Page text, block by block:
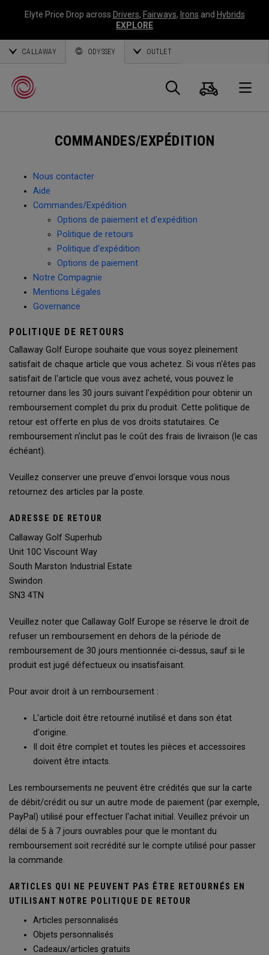
Elyte Price Drop across Drivers, Fairways, Irons and Hybrids
EXPLORE
CALLAWAY ODYSSEY OUTLET
Panier
COMMANDES/EXPÉDITION
Nous contacter
Aide
Commandes/Expédition
Options de paiement et d’expédition
Politique de retours
Politique d'expédition
Options de paiement
Notre Compagnie
Mentions Légales
Governance
POLITIQUE DE RETOURS
Callaway Golf Europe souhaite que vous soyez pleinement
satisfait de chaque article que vous achetez. Si vous n'êtes pas
satisfait de l'article que vous avez acheté, vous pouvez le
retourner dans les 30 jours suivant l'expédition pour obtenir un
remboursement complet du prix du produit. Cette politique de
retour est offerte en plus de vos droits statutaires. Ce
remboursement n'inclut pas le coût des frais de livraison (le cas
échéant).
Veuillez conserver une preuve d'envoi lorsque vous nous
retournez des articles par la poste.
ADRESSE DE RETOUR
Callaway Golf Superhub
Unit 10C Viscount Way
South Marston Industrial Estate
Swindon
SN3 4TN
Veuillez noter que Callaway Golf Europe se réserve le droit de
refuser un remboursement en dehors de la période de
remboursement de 30 jours mentionnée ci-dessus, sauf si le
produit est jugé défectueux ou insatisfaisant.
Pour avoir droit à un remboursement :
L'article doit être retourné inutilisé et dans son état
d'origine.
Il doit être complet et toutes les pièces et accessoires
doivent être intacts.
Les remboursements ne peuvent être crédités que sur la carte
de débit/crédit ou sur un autre mode de paiement (par exemple,
PayPal) utilisé pour effectuer l'achat initial. Veuillez prévoir un
délai de 5 à 7 jours ouvrables pour que le montant du
remboursement soit recrédité sur le compte utilisé pour passer
la commande.
ARTICLES QUI NE PEUVENT PAS ÊTRE RETOURNÉS EN
UTILISANT NOTRE POLITIQUE DE RETOUR
Articles personnalisés
Objets personnalisés
Cadeaux/articles gratuits